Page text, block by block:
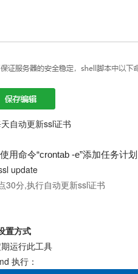
自动更新ssl证书
使用命令“crontab -e”添加任务计
update
30分,执行自动更新ssl证书
置方式
运行此工具
执行：